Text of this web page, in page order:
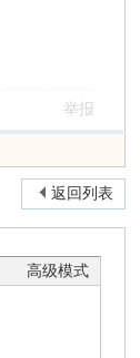
举报
返回列表
高级模式